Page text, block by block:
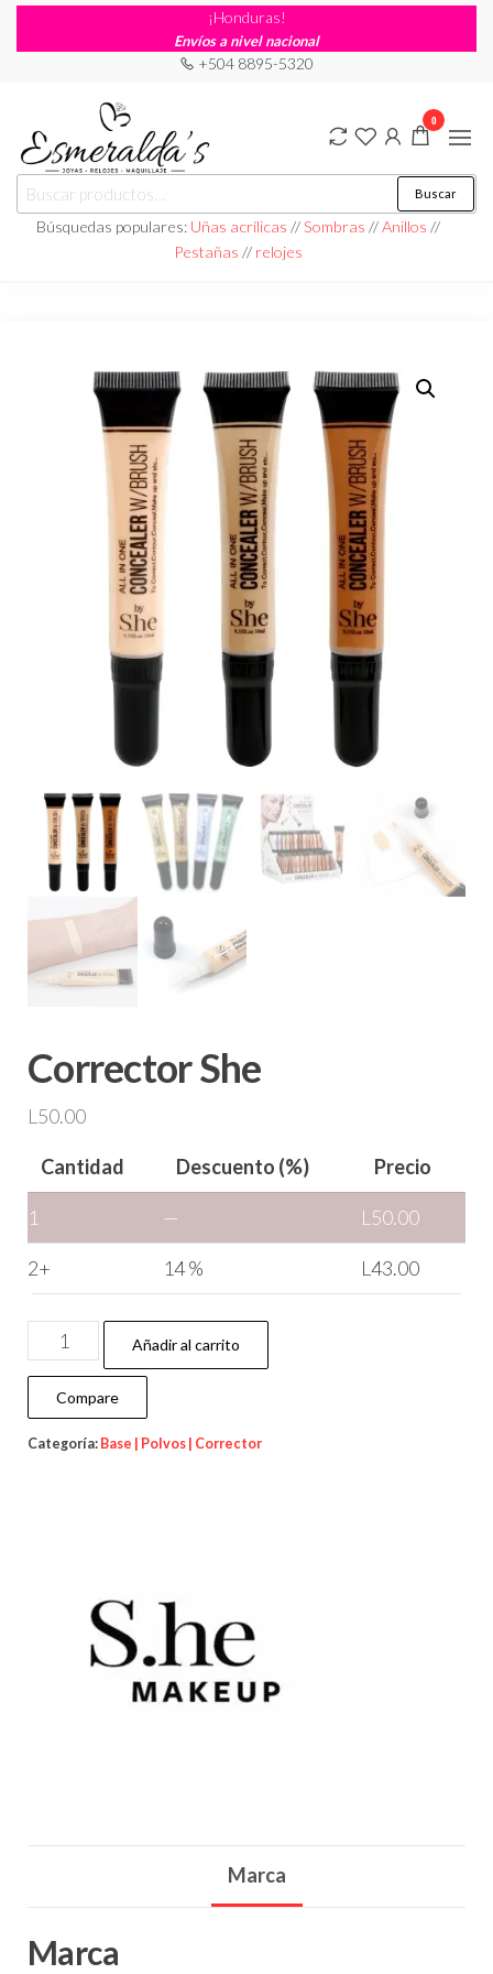
¡Honduras!
Envíos a nivel nacional
+504 8895-5320
Joyería
Esmeraldas
Joyería |
Maquillaje
|
Relojería
Buscar
Búsquedas populares: Uñas acrílicas //Sombras //Anillos //
Pestañas // relojes
0
Corrector She
L 50.00
Cantidad Descuento (%) Precio
1 — L 50.00
2+ 14 % L 43.00
Añadir al carrito
Compare
Categoría: Base | Polvos | Corrector
Marca
Marca